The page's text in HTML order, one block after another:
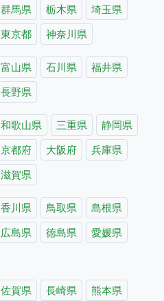
群馬県 栃木県
埼玉県
東京都 神奈川県
富山県 石川県
福井県
長野県
和歌山県 三重県
静岡県
京都府 大阪府
兵庫県
滋賀県
香川県 鳥取県
島根県
広島県 徳島県
愛媛県
佐賀県 長崎県
熊本県